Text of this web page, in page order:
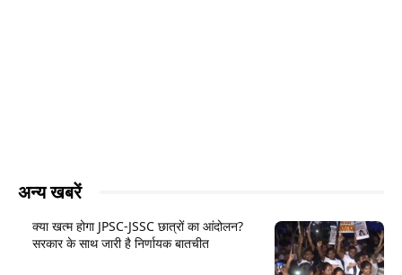
अन्य खबरें
क्या खत्म होगा JPSC-JSSC छात्रों का आंदोलन?
सरकार के साथ जारी है निर्णायक बातचीत